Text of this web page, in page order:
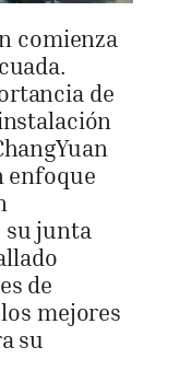
comienza
de
enfoque
junta
de
mejores
su